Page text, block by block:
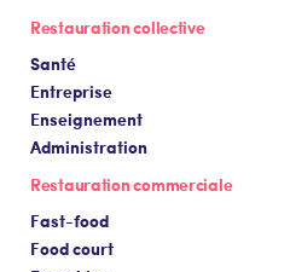
Restauration collective
Santé
Entreprise
Enseignement
Administration
Restauration commerciale
Fast-food
Food court